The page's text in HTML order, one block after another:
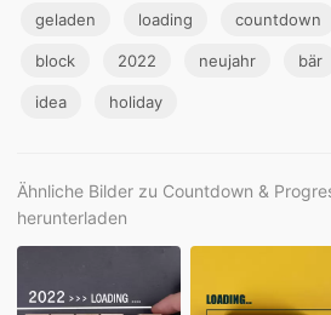
geladen loading countdown
block 2022 neujahr bär
idea holiday
Ähnliche Bilder zu Countdown &
herunterladen